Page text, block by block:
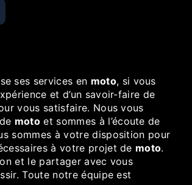
ses services en moto, si vous
et d’un savoir-faire de
vous satisfaire. Nous vous
moto et sommes à l’écoute de
sommes à votre disposition pour
à votre projet de moto.
et le partager avec vous
Toute notre équipe est